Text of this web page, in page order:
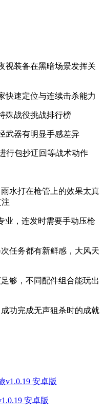
视装备在黑暗场景发挥关
快速定位与连续击杀能力
殊战役挑战排行榜
武器有明显手感差异
行包抄迂回等战术动作
水打在枪管上的效果太真
业，连发时需要手动压枪
任务都有新鲜感，大风天
够，不同配件组合能玩出
功完成无声狙杀时的成就
安卓版